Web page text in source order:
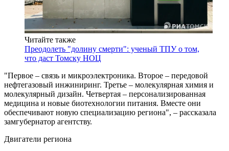
Читайте также
Преодолеть "долину смерти": ученый ТПУ о том,
что даст Томску НОЦ
"Первое – связь и микроэлектроника. Второе – передовой
нефтегазовый инжиниринг. Третье – молекулярная химия и
молекулярный дизайн. Четвертая – персонализированная
медицина и новые биотехнологии питания. Вместе они
обеспечивают новую специализацию региона", – рассказала
замгубернатор агентству.
Двигатели региона